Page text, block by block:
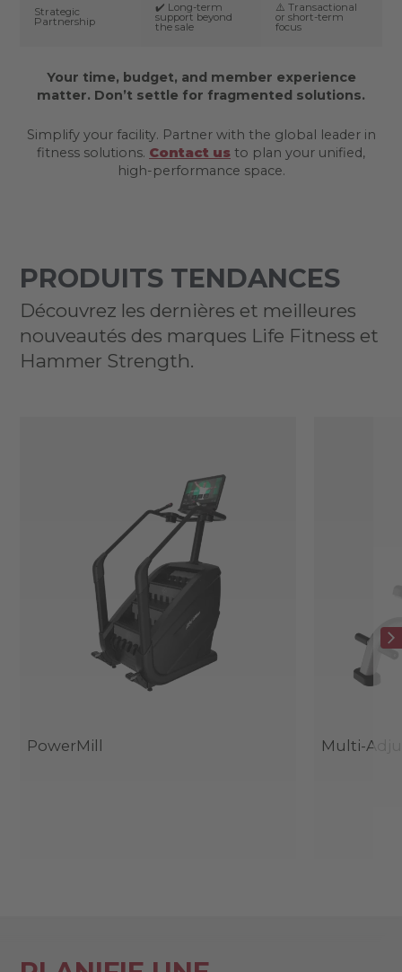
Strategic
Partnership
✔️ Long-term
support beyond
the sale
⚠️ Transactional
or short-term
focus
Your time, budget, and member experience
matter. Don’t settle for fragmented solutions.
Simplify your facility. Partner with the global leader in
fitness solutions. Contact us to plan your unified,
high-performance space.
PRODUITS TENDANCES
Découvrez les dernières et meilleures
nouveautés des marques Life Fitness et
Hammer Strength.
PowerMill Multi-